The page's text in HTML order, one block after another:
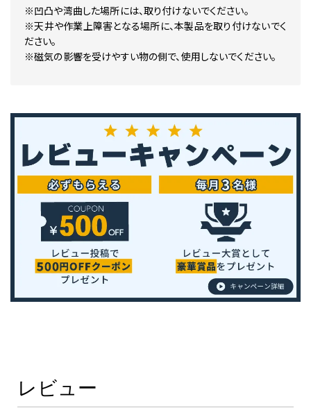
※凹凸や湾曲した場所には、取り付けないでください。
※天井や作業上障害となる場所に、本製品を取り付けないでく
ださい。
※磁気の影響を受けやすい物の側で、使用しないでください。
レビュー